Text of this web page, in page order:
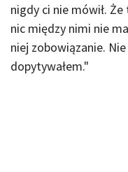
nigdy ci nie mówił.
nic między nimi nie
niej zobowiązanie.
dopytywałem."